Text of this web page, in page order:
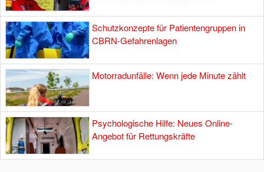
Schutzkonzepte für Patientengruppen in
CBRN-Gefahrenlagen
Motorradunfälle: Wenn jede Minute zählt
Psychologische Hilfe: Neues Online-
Angebot für Rettungskräfte